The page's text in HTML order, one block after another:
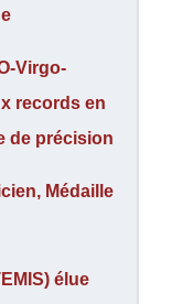
Virgo-
records en
de précision
Médaille
élue